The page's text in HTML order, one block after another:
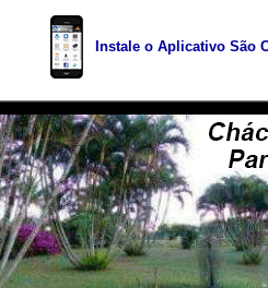
Instale o Aplicativo São